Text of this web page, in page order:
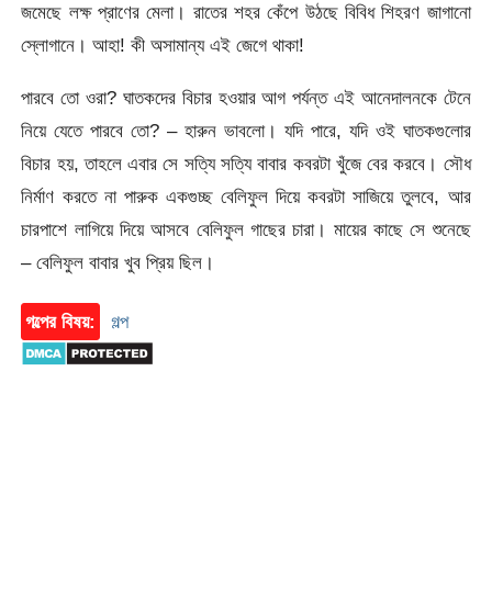
জমেছে লক্ষ প্রাণের মেলা। রাতের শহর কেঁপে উঠছে বিবিধ শিহরণ জাগানো
স্লোগানে। আহা! কী অসামান্য এই জেগে থাকা!
পারবে তো ওরা? ঘাতকদের বিচার হওয়ার আগ পর্যন্ত এই আনেদালনকে টেনে
নিয়ে যেতে পারবে তো? – হারুন ভাবলো। যদি পারে, যদি ওই ঘাতকগুলোর
বিচার হয়, তাহলে এবার সে সত্যি সত্যি বাবার কবরটা খুঁজে বের করবে। সৌধ
নির্মাণ করতে না পারুক একগুচ্ছ বেলিফুল দিয়ে কবরটা সাজিয়ে তুলবে, আর
চারপাশে লাগিয়ে দিয়ে আসবে বেলিফুল গাছের চারা। মায়ের কাছে সে শুনেছে
– বেলিফুল বাবার খুব প্রিয় ছিল।
গল্পের বিষয়: গল্প